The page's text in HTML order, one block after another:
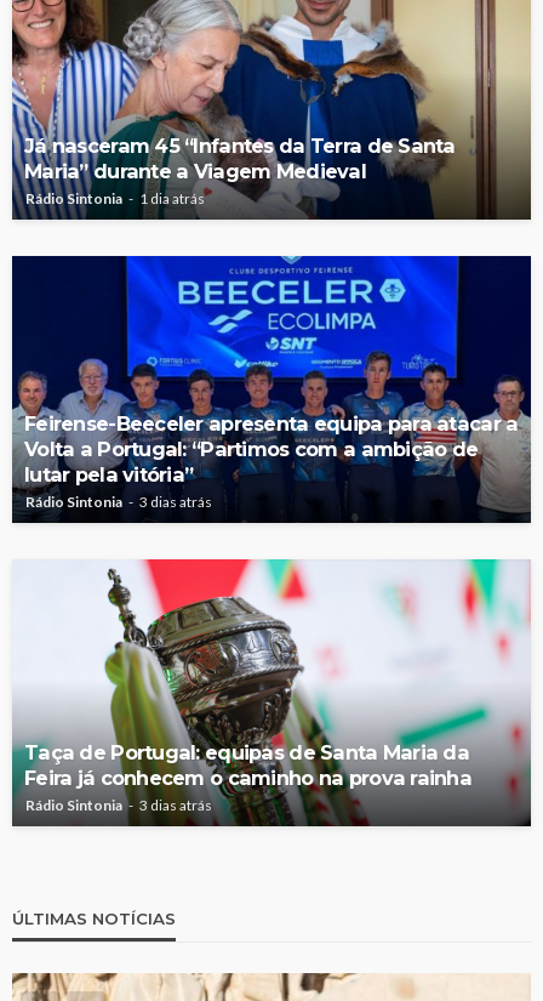
Já nasceram 45 “Infantes da Terra de Santa
Maria” durante a Viagem Medieval
Rádio Sintonia 1 dia atrás
Feirense-Beeceler apresenta equipa para atacar a
Volta a Portugal: “Partimos com a ambição de
lutar pela vitória”
Rádio Sintonia 3 dias atrás
Taça de Portugal: equipas de Santa Maria da
Feira já conhecem o caminho na prova rainha
Rádio Sintonia 3 dias atrás
ÚLTIMAS NOTÍCIAS